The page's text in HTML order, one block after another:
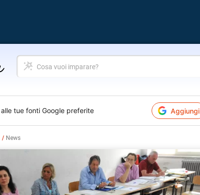
Cosa
vuoi
alle tue fonti Google preferite Aggiungi
News